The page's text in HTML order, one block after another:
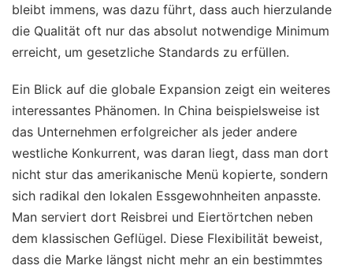
bleibt immens, was dazu führt, dass auch hierzulande
die Qualität oft nur das absolut notwendige Minimum
erreicht, um gesetzliche Standards zu erfüllen.
Ein Blick auf die globale Expansion zeigt ein weiteres
interessantes Phänomen. In China beispielsweise ist
das Unternehmen erfolgreicher als jeder andere
westliche Konkurrent, was daran liegt, dass man dort
nicht stur das amerikanische Menü kopierte, sondern
sich radikal den lokalen Essgewohnheiten anpasste.
Man serviert dort Reisbrei und Eiertörtchen neben
dem klassischen Geflügel. Diese Flexibilität beweist,
dass die Marke längst nicht mehr an ein bestimmtes